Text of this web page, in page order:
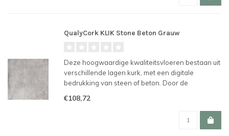
QualyCork KLIK Stone Beton Grauw
Deze hoogwaardige kwaliteitsvloeren bestaan uit
verschillende lagen kurk, met een digitale
bedrukking van steen of beton. Door de
makkelijk te plaatsen en te hergebruiken.
€108,72